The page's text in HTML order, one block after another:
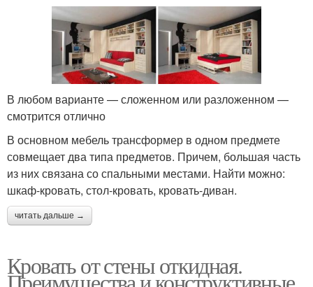
В любом варианте — сложенном или разложенном —
смотрится отлично
В основном мебель трансформер в одном предмете
совмещает два типа предметов. Причем, большая часть
из них связана со спальными местами. Найти можно:
шкаф-кровать, стол-кровать, кровать-диван.
читать дальше →
Кровать от стены откидная.